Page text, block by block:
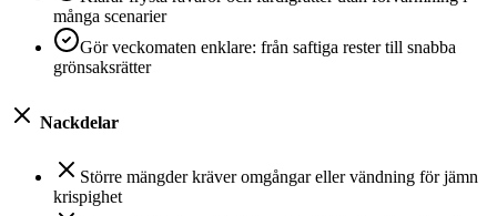
många scenarier
Gör veckomaten enklare: från saftiga rester till snabba
grönsaksrätter
Nackdelar
Större mängder kräver omgångar eller vändning för jämn
krispighet